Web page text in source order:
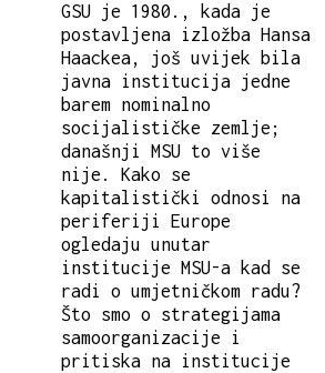
GSU je 1980., kada je
postavljena izložba Hansa
Haackea, još uvijek bila
javna institucija jedne
barem nominalno
socijalističke zemlje;
današnji MSU to više
nije. Kako se
kapitalistički odnosi na
periferiji Europe
ogledaju unutar
institucije MSU-a kad se
radi o umjetničkom radu?
Što smo o strategijama
samoorganizacije i
pritiska na institucije